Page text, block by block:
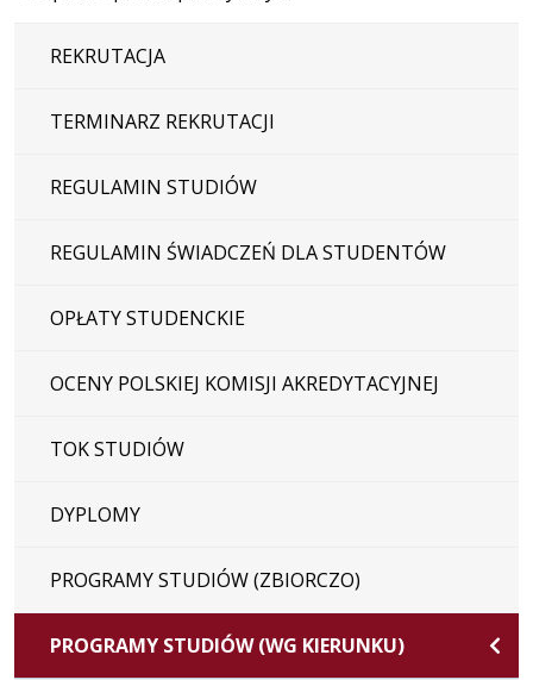
REKRUTACJA
TERMINARZ REKRUTACJI
REGULAMIN STUDIÓW
REGULAMIN ŚWIADCZEŃ DLA STUDENTÓW
OPŁATY STUDENCKIE
OCENY POLSKIEJ KOMISJI AKREDYTACYJNEJ
TOK STUDIÓW
DYPLOMY
PROGRAMY STUDIÓW (ZBIORCZO)
PROGRAMY STUDIÓW (WG KIERUNKU)